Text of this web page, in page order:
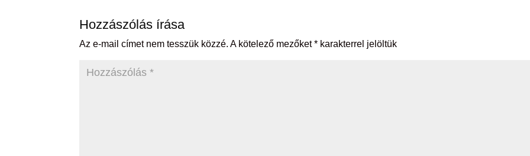
Hozzászólás írása
Az e-mail címet nem tesszük közzé. A kötelező mezőket* karakterrel jelöltük